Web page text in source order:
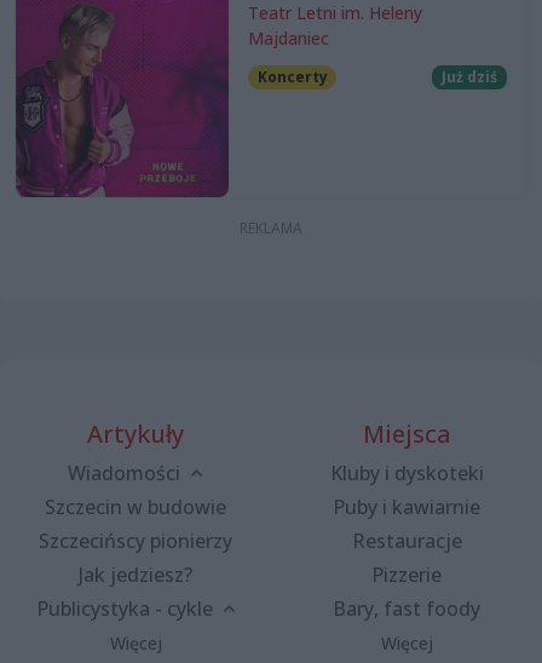
Teatr Letni im. Heleny
Majdaniec
Koncerty Już dziś
Artykuły
Wiadomości
Szczecin w budowie
Szczecińscy pionierzy
Jak jedziesz?
Publicystyka - cykle
Więcej
Miejsca
Kluby i dyskoteki
Puby i kawiarnie
Restauracje
Pizzerie
Bary, fast foody
Więcej